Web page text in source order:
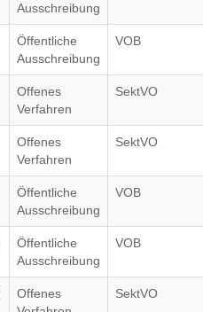
Ausschreibung
Öffentliche
Ausschreibung
VOB
Offenes
Verfahren
SektVO
Offenes
Verfahren
SektVO
Öffentliche
Ausschreibung
VOB
Öffentliche
Ausschreibung
VOB
Offenes
SektVO